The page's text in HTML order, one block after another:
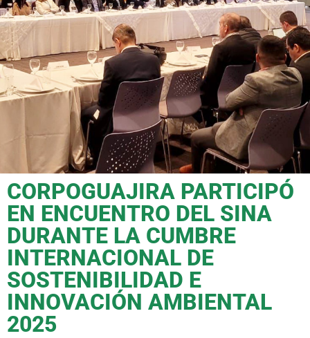
CORPOGUAJIRA PARTICIPÓ
EN ENCUENTRO DEL SINA
DURANTE LA CUMBRE
INTERNACIONAL DE
SOSTENIBILIDAD E
INNOVACIÓN AMBIENTAL
2025